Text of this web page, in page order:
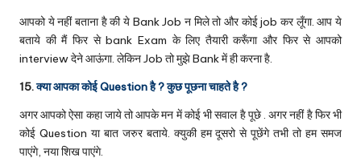
आपको ये नहीं बताना है की ये Bank Job न मिले तो और कोई job कर लूँगा. आप ये
बताये की मैं फिर से bank Exam के लिए तैयारी करूँगा और फिर से आपको
interview देने आऊंगा. लेकिन Job तो मुझे Bank में ही करना है.
15.क्या आपका कोई Question है ? कुछ पूछना चाहते है ?
अगर आपको ऐसा कहा जाये तो आपके मन में कोई भी सवाल है पूछे . अगर नहीं है फिर भी
कोई Question या बात जरुर बताये. क्युकी हम दूसरो से पूछेंगे तभी तो हम समज
पाएंगे, नया शिख पाएंगे.